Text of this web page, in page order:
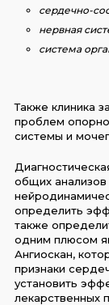
сердечно-
нервная
система
Также клиника
проблем
системы и
общих анализов
определить
также
одним плюсом
Ангиоскан,
признаки
установить
лекарственных